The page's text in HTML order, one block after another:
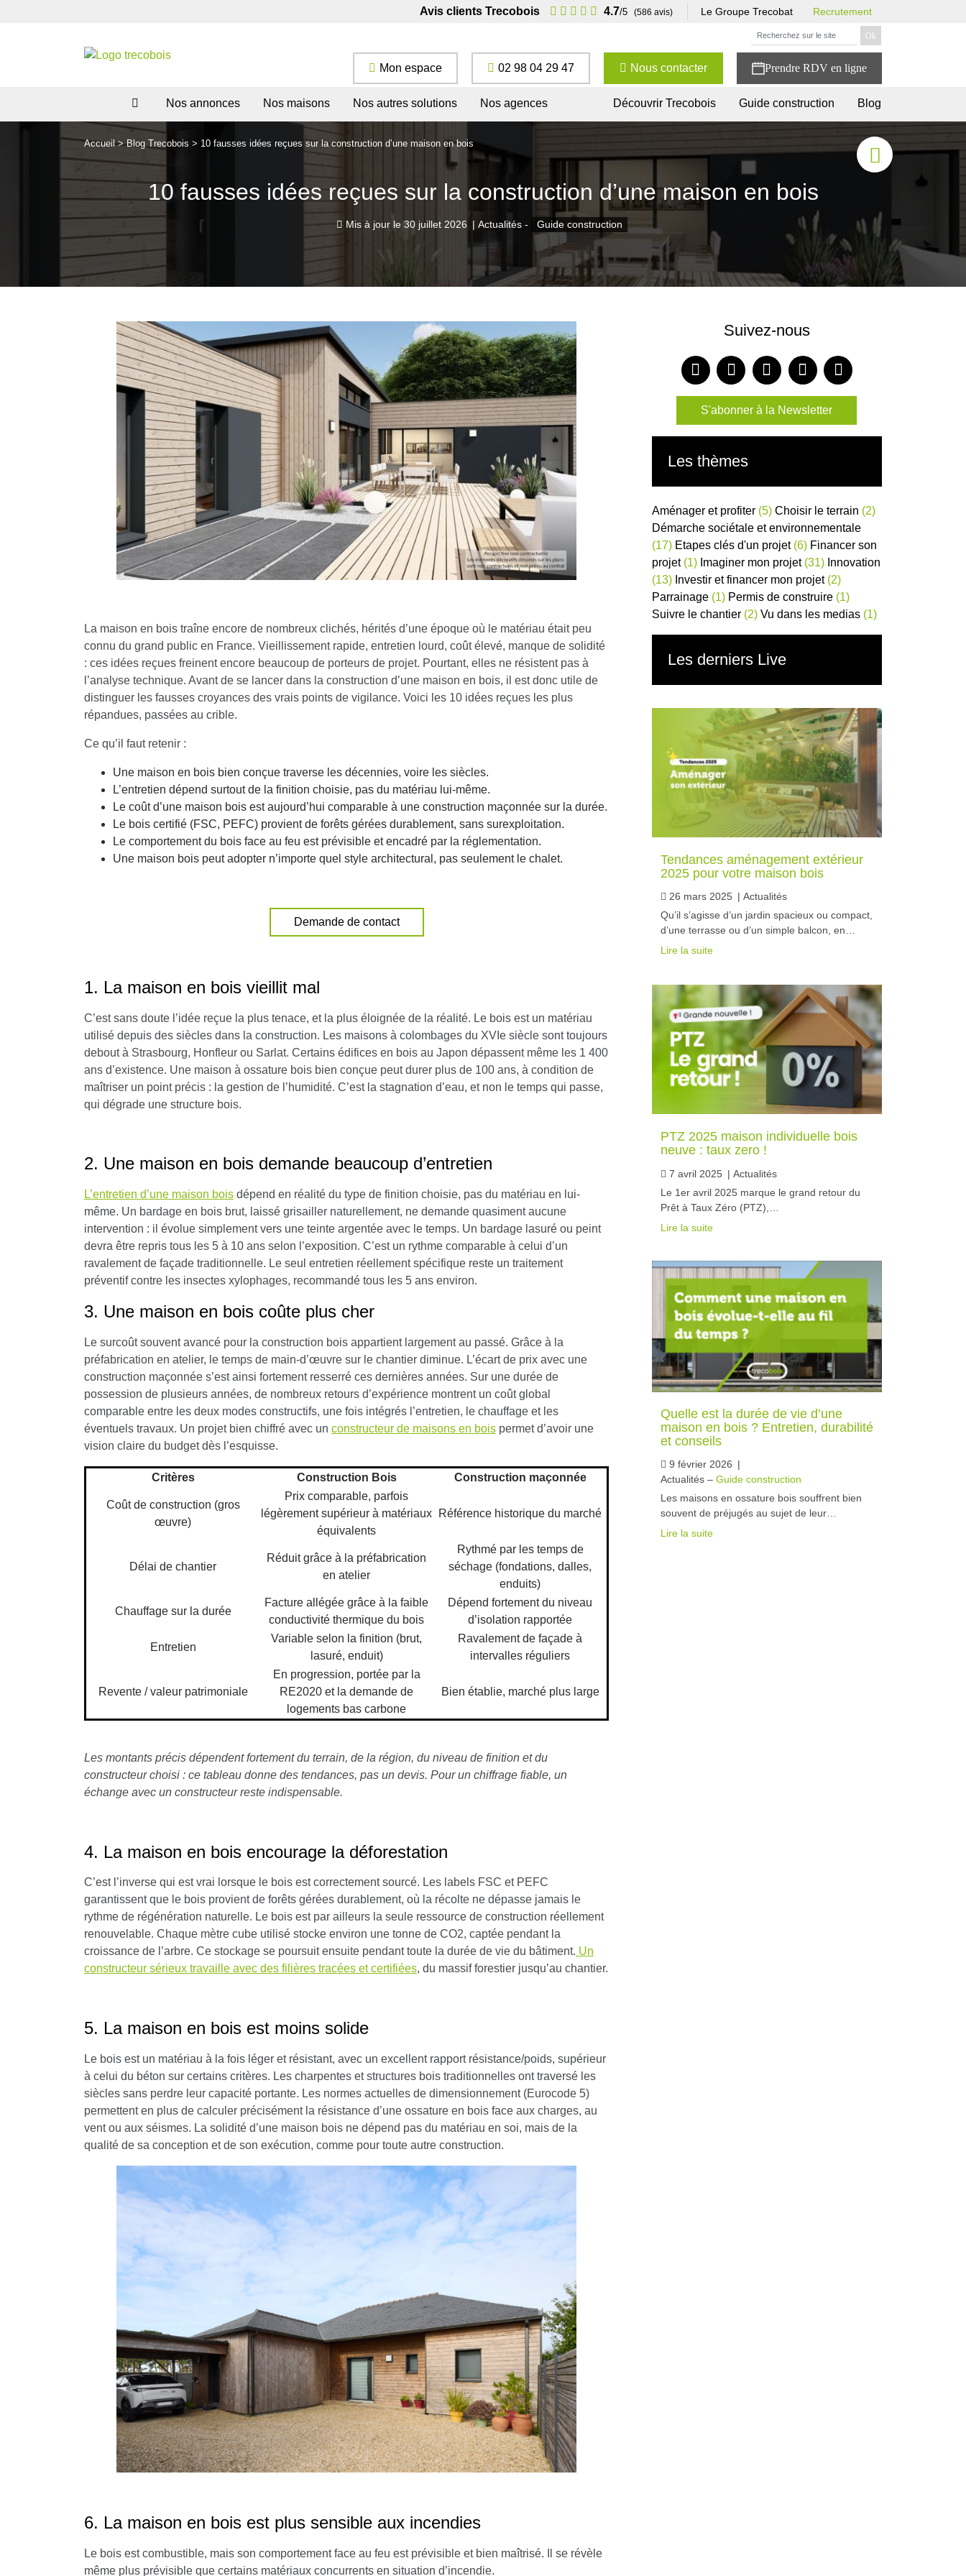
Avis clients Trecobois 4.7/5 (586 avis) Le Groupe Trecobat Recrutement
Mon espace 02 98 04 29 47 Nous contacter
Nos annonces Nos maisons Nos autres solutions Nos agences Découvrir Trecobois Guide construction Blog
Accueil>Blog Trecobois > 10 fausses idées reçues sur la construction d’une maison en bois
10 fausses idées reçues sur la construction d’une maison en bois
Mis à jour le30 juillet 2026 |Actualités - Guide construction
La maison en bois traîne encore de nombreux clichés, hérités d’une époque où le matériau était peu
connu du grand public en France. Vieillissement rapide, entretien lourd, coût élevé, manque de solidité
: ces idées reçues freinent encore beaucoup de porteurs de projet. Pourtant, elles ne résistent pas à
l’analyse technique. Avant de se lancer dans la construction d’une maison en bois, il est donc utile de
distinguer les fausses croyances des vrais points de vigilance. Voici les 10 idées reçues les plus
répandues, passées au crible.
Ce qu’il faut retenir :
Une maison en bois bien conçue traverse les décennies, voire les siècles.
L’entretien dépend surtout de la finition choisie, pas du matériau lui-même.
Le coût d’une maison bois est aujourd’hui comparable à une construction maçonnée sur la durée.
Le bois certifié (FSC, PEFC) provient de forêts gérées durablement, sans surexploitation.
Le comportement du bois face au feu est prévisible et encadré par la réglementation.
Une maison bois peut adopter n’importe quel style architectural, pas seulement le chalet.
Demande de contact
1. La maison en bois vieillit mal
C’est sans doute l’idée reçue la plus tenace, et la plus éloignée de la réalité. Le bois est un matériau
utilisé depuis des siècles dans la construction. Les maisons à colombages du XVIe siècle sont toujours
debout à Strasbourg, Honfleur ou Sarlat. Certains édifices en bois au Japon dépassent même les 1 400
ans d’existence. Une maison à ossature bois bien conçue peut durer plus de 100 ans, à condition de
maîtriser un point précis : la gestion de l’humidité. C’est la stagnation d’eau, et non le temps qui passe,
qui dégrade une structure bois.
2. Une maison en bois demande beaucoup d’entretien
L’entretien d’une maison bois dépend en réalité du type de finition choisie, pas du matériau en lui-
même. Un bardage en bois brut, laissé grisailler naturellement, ne demande quasiment aucune
intervention : il évolue simplement vers une teinte argentée avec le temps. Un bardage lasuré ou peint
devra être repris tous les 5 à 10 ans selon l’exposition. C’est un rythme comparable à celui d’un
ravalement de façade traditionnelle. Le seul entretien réellement spécifique reste un traitement
préventif contre les insectes xylophages, recommandé tous les 5 ans environ.
3. Une maison en bois coûte plus cher
Le surcoût souvent avancé pour la construction bois appartient largement au passé. Grâce à la
préfabrication en atelier, le temps de main-d’œuvre sur le chantier diminue. L’écart de prix avec une
construction maçonnée s’est ainsi fortement resserré ces dernières années. Sur une durée de
possession de plusieurs années, de nombreux retours d’expérience montrent un coût global
comparable entre les deux modes constructifs, une fois intégrés l’entretien, le chauffage et les
éventuels travaux. Un projet bien chiffré avec un constructeur de maisons en bois permet d’avoir une
vision claire du budget dès l’esquisse.
Critères Construction Bois Construction maçonnée
Coût de construction (gros
œuvre)
Prix comparable, parfois
légèrement supérieur à matériaux
équivalents
Référence historique du marché
Délai de chantier
Réduit grâce à la préfabrication
en atelier
Rythmé par les temps de
séchage (fondations, dalles,
enduits)
Chauffage sur la durée
Facture allégée grâce à la faible
conductivité thermique du bois
Dépend fortement du niveau
d’isolation rapportée
Entretien
Variable selon la finition (brut,
lasuré, enduit)
Ravalement de façade à
intervalles réguliers
Revente / valeur patrimoniale
En progression, portée par la
RE2020 et la demande de
logements bas carbone
Bien établie, marché plus large
Les montants précis dépendent fortement du terrain, de la région, du niveau de finition et du
constructeur choisi : ce tableau donne des tendances, pas un devis. Pour un chiffrage fiable, un
échange avec un constructeur reste indispensable.
4. La maison en bois encourage la déforestation
C’est l’inverse qui est vrai lorsque le bois est correctement sourcé. Les labels FSC et PEFC
garantissent que le bois provient de forêts gérées durablement, où la récolte ne dépasse jamais le
rythme de régénération naturelle. Le bois est par ailleurs la seule ressource de construction réellement
renouvelable. Chaque mètre cube utilisé stocke environ une tonne de CO2, captée pendant la
croissance de l’arbre. Ce stockage se poursuit ensuite pendant toute la durée de vie du bâtiment. Un
constructeur sérieux travaille avec des filières tracées et certifiées, du massif forestier jusqu’au chantier.
5. La maison en bois est moins solide
Le bois est un matériau à la fois léger et résistant, avec un excellent rapport résistance/poids, supérieur
à celui du béton sur certains critères. Les charpentes et structures bois traditionnelles ont traversé les
siècles sans perdre leur capacité portante. Les normes actuelles de dimensionnement (Eurocode 5)
permettent en plus de calculer précisément la résistance d’une ossature en bois face aux charges, au
vent ou aux séismes. La solidité d’une maison bois ne dépend pas du matériau en soi, mais de la
qualité de sa conception et de son exécution, comme pour toute autre construction.
6. La maison en bois est plus sensible aux incendies
Le bois est combustible, mais son comportement face au feu est prévisible et bien maîtrisé. Il se révèle
même plus prévisible que certains matériaux concurrents en situation d’incendie.
Suivez-nous
S'abonner à la Newsletter
Les thèmes
Aménager et profiter (5) Choisir le terrain (2)
Démarche sociétale et environnementale
(17) Etapes clés d'un projet(6) Financer son
projet(1) Imaginer mon projet(31) Innovation
(13) Investir et financer mon projet(2)
Parrainage (1) Permis de construire (1)
Suivre le chantier (2) Vu dans les medias (1)
Les derniers Live
Tendances aménagement extérieur
2025 pour votre maison bois
26 mars 2025 | Actualités
Qu’il s’agisse d’un jardin spacieux ou compact,
d’une terrasse ou d’un simple balcon, en…
Lire la suite
PTZ 2025 maison individuelle bois
neuve : taux zero !
7 avril 2025 | Actualités
Le 1er avril 2025 marque le grand retour du
Prêt à Taux Zéro (PTZ),…
Lire la suite
Quelle est la durée de vie d’une
maison en bois ? Entretien, durabilité
et conseils
9 février 2026 |
Actualités – Guide construction
Les maisons en ossature bois souffrent bien
souvent de préjugés au sujet de leur…
Lire la suite